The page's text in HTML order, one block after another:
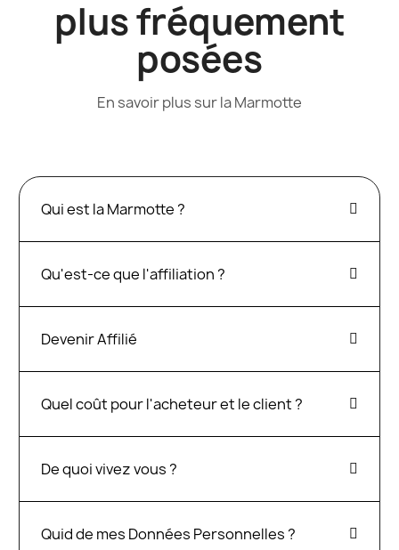
plus fréquement
posées
En savoir plus sur la Marmotte
Qui est la Marmotte ?
Qu'est-ce que l'affiliation ?
Devenir Affilié
Quel coût pour l'acheteur et le client ?
De quoi vivez vous ?
Quid de mes Données Personnelles ?